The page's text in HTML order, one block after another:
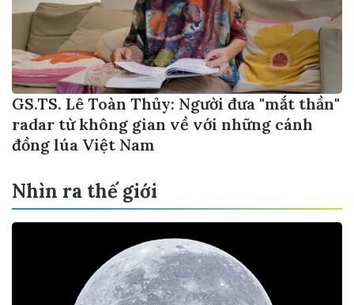
GS.TS. Lê Toàn Thủy: Người đưa "mắt thần"
radar từ không gian về với những cánh
đồng lúa Việt Nam
Nhìn ra thế giới